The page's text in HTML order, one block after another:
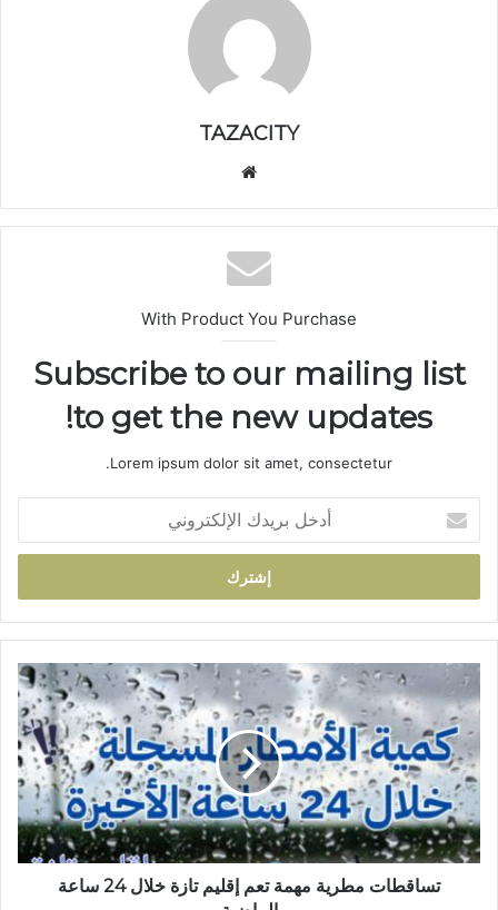
TAZACITY
الوي
ب
With Product You Purchase
Subscribe to our mailing list
to get the new updates!
Lorem ipsum dolor sit amet, consectetur.
خ
ب
ر
د
ك
ا
إ
ل
ك
ت
ر
ت
س
ط
ت
م
ط
تساقطات مطرية مهمة تعم إقليم تازة خلال 24 ساعة